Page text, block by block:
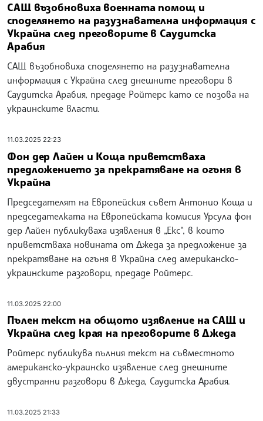
САЩ възобновиха военната помощ и
споделянето на разузнавателна информация с
Украйна след преговорите в Саудитска
Арабия
САЩ възобновиха споделянето на разузнавателна
информация с Украйна след днешните преговори в
Саудитска Арабия, предаде Ройтерс като се позова на
украинските власти.
11.03.2025 22:23
Фон дер Лайен и Коща приветстваха
предложението за прекратяване на огъня в
Украйна
Председателят на Европейския съвет Антонио Коща и
председателката на Европейската комисия Урсула фон
дер Лайен публикуваха изявления в „Екс“, в които
приветстваха новината от Джеда за предложение за
прекратяване на огъня в Украйна след американско-
украинските разговори, предаде Ройтерс.
11.03.2025 22:00
Пълен текст на общото изявление на САЩ и
Украйна след края на преговорите в Джеда
Ройтерс публикува пълния текст на съвместното
американско-украинско изявление след днешните
двустранни разговори в Джеда, Саудитска Арабия.
11.03.2025 21:33